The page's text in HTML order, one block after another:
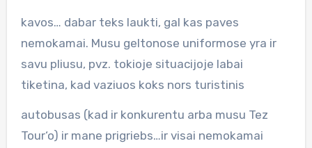
kavos… dabar teks laukti, gal kas paves
nemokamai. Musu geltonose uniformose yra ir
savu pliusu, pvz. tokioje situacijoje labai
tiketina, kad vaziuos koks nors turistinis
autobusas (kad ir konkurentu arba musu Tez
Tour‘o) ir mane prigriebs…ir visai nemokamai